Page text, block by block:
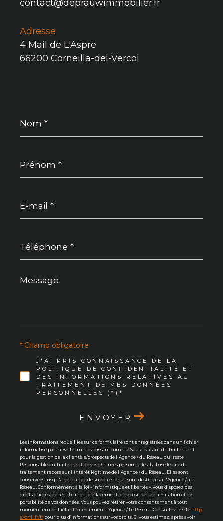
contact@deprauwimmobilier.fr
Adresse
4 Mail de L'Aspre
66200 Corneilla-del-Vercol
*
*
mail
*
*
Message
*
J'AI PRIS CONNAISSANCE DE LA
POLITIQUE DE CONFIDENTIALITÉ ET
DES INFORMATIONS RELATIVES AU
TRAITEMENT DE MES DONNÉES
PERSONNELLES (*)*
* Champ obligatoire
ENVOYER
Les informations recueillies sur ce formulaire sont enregistrées dans un fichier
informatisé par La Boite Immo agissant comme Sous-traitant du traitement
pour la gestion de la clientèle/prospects de l'Agence / du Réseau qui reste
Responsable du Traitement de vos Données personnelles. La base légale du
traitement repose sur l'intérêt légitime de l'Agence / du Réseau. Elles sont
conservées jusqu'à demande de suppression et sont destinées à l'Agence / au
Réseau. Conformément à la loi « informatique et libertés », vous disposez des
droits d’accès, de rectification, d’effacement, d’opposition, de limitation et de
portabilité de vos données. Vous pouvez retirer votre consentement à tout
moment en contactant directement l’Agence / Le Réseau. Consultez le site http
s://cnil.fr/fr pour plus d’informations sur vos droits. Si vous estimez, après avoir